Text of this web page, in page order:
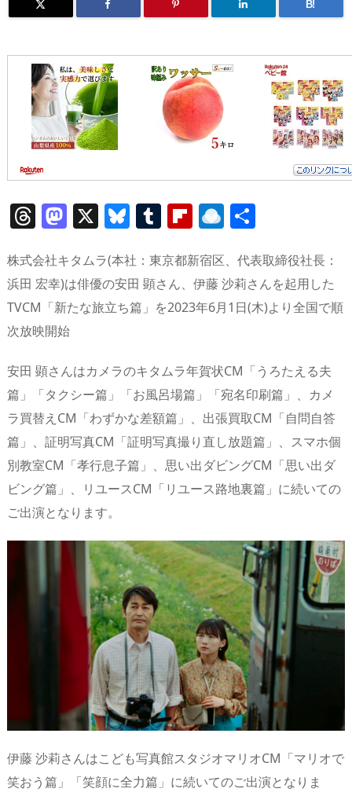
B!
T
re
a
d
s
M
st
o
d
o
n
X Bl
e
sk
y
T
m
bl
r
Fl
b
o
ar
R
n
d
ro
io
株式会社キタムラ(本社：東京都新宿区、代表取締役社長：
浜田 宏幸)は俳優の安田 顕さん、伊藤 沙莉さんを起用した
TVCM「新たな旅立ち篇」を2023年6月1日(木)より全国で順
次放映開始
安田 顕さんはカメラのキタムラ年賀状CM「うろたえる夫
篇」「タクシー篇」「お風呂場篇」「宛名印刷篇」、カメ
ラ買替えCM「わずかな差額篇」、出張買取CM「自問自答
篇」、証明写真CM「証明写真撮り直し放題篇」、スマホ個
別教室CM「孝行息子篇」、思い出ダビングCM「思い出ダ
ビング篇」、リユースCM「リユース路地裏篇」に続いての
ご出演となります。
伊藤 沙莉さんはこども写真館スタジオマリオCM「マリオで
笑おう篇」「笑顔に全力篇」に続いてのご出演となりま